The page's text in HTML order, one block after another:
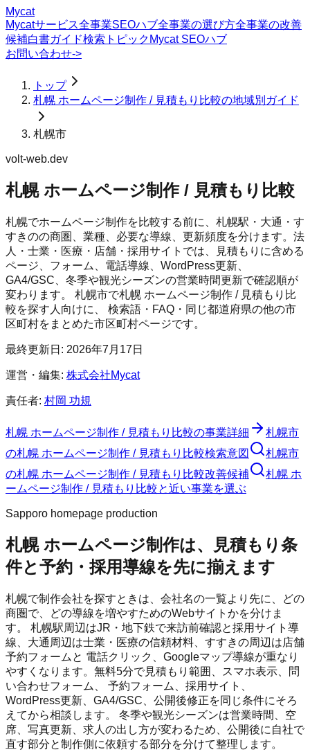
Mycat
Mycatサービス全事業SEOハブ全事業の選び方全事業の改善
候補白書ガイド検索トピック Mycat SEOハブ
お問い合わせ->
トップ
札幌 ホームページ制作 / 見積もり比較の地域別ガイド
札幌市
volt-web.dev
札幌 ホームページ制作 / 見積もり比較
札幌でホームページ制作を比較する前に、札幌駅・大通・す
すきのの商圏、業種、必要な導線、更新頻度を分けます。法
人・士業・医療・店舗・採用サイトでは、見積もりに含める
ページ、フォーム、電話導線、WordPress更新、
GA4/GSC、冬季や観光シーズンの営業時間更新で確認順が
変わります。 札幌市で札幌 ホームページ制作 / 見積もり比
較を探す人向けに、 検索語・FAQ・同じ都道府県の他の市
区町村をまとめた市区町村ページです。
最終更新日: 2026年7月17日
運営・編集: 株式会社Mycat
責任者: 村岡 功規
札幌 ホームページ制作 / 見積もり比較の事業詳細
札幌市
の札幌 ホームページ制作 / 見積もり比較検索意図
札幌市
の札幌 ホームページ制作 / 見積もり比較改善候補
札幌 ホ
ームページ制作 / 見積もり比較と近い事業を選ぶ
Sapporo homepage production
札幌 ホームページ制作は、見積もり条
件と予約・採用導線を先に揃えます
札幌で制作会社を探すときは、会社名の一覧より先に、どの
商圏で、どの導線を増やすためのWebサイトかを分けま
す。 札幌駅周辺はJR・地下鉄で来訪前確認と採用サイト導
線、大通周辺は士業・医療の信頼材料、すすきの周辺は店舗
予約フォームと 電話クリック、Googleマップ導線が重なり
やすくなります。無料5分で見積もり範囲、スマホ表示、問
い合わせフォーム、 予約フォーム、採用サイト、
WordPress更新、GA4/GSC、公開後修正を同じ条件にそろ
えてから相談します。 冬季や観光シーズンは営業時間、空
席、写真更新、求人の出し方が変わるため、公開後に自社で
直す部分と制作側に依頼する部分を分けて整理します。